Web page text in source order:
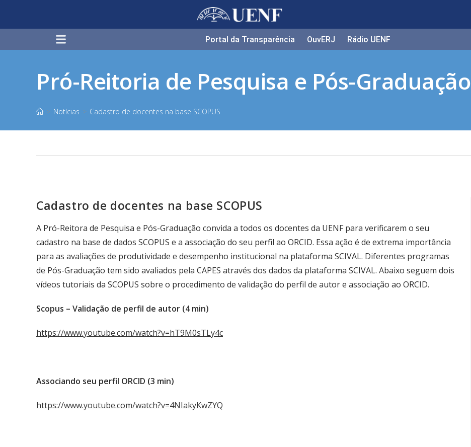
Portal da Transparência​ OuvERJ Rádio UENF
Pró-Reitoria de Pesquisa e Pós-Graduação
> Notícias > Cadastro de docentes na base SCOPUS
Cadastro de docentes na base SCOPUS
A Pró-Reitora de Pesquisa e Pós-Graduação convida a todos os docentes da UENF para verificarem o seu
cadastro na base de dados SCOPUS e a associação do seu perfil ao ORCID. Essa ação é de extrema importância
para as avaliações de produtividade e desempenho institucional na plataforma SCIVAL. Diferentes programas
de Pós-Graduação tem sido avaliados pela CAPES através dos dados da plataforma SCIVAL. Abaixo seguem dois
vídeos tutoriais da SCOPUS sobre o procedimento de validação do perfil de autor e associação ao ORCID.
Scopus – Validação de perfil de autor (4 min)
https://www.youtube.com/watch?v=hT9M0sTLy4c
Associando seu perfil ORCID (3 min)
https://www.youtube.com/watch?v=4NIakyKwZYQ